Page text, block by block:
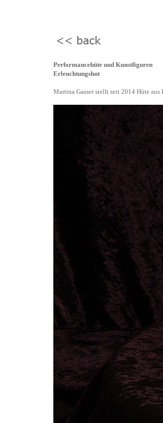
Performancehüte und Kunstfiguren
Erleuchtungshut
Martina Gasserstellt seit 2014 Hüte aus